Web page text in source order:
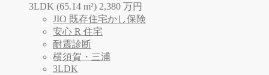
3LDK (65.14 m²) 2,380 万円
JIO 既存住宅かし保険
安心 R 住宅
耐震診断
横須賀・三浦
3LDK